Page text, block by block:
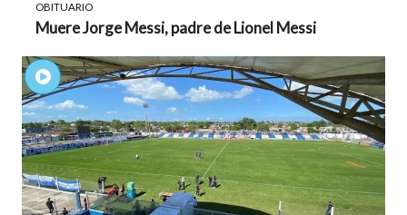
OBITUARIO
Muere Jorge Messi, padre de Lionel Messi